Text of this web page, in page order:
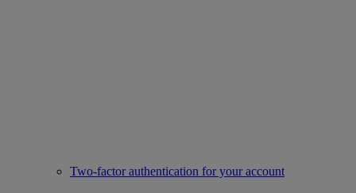
Two-factor authentication for your account